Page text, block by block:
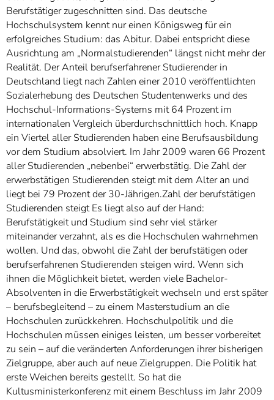
Berufstätiger zugeschnitten sind. Das deutsche
Hochschulsystem kennt nur einen Königsweg für ein
erfolgreiches Studium: das Abitur. Dabei entspricht diese
Ausrichtung am „Normalstudierenden“ längst nicht mehr der
Realität. Der Anteil berufserfahrener Studierender in
Deutschland liegt nach Zahlen einer 2010 veröffentlichten
Sozialerhebung des Deutschen Studentenwerks und des
Hochschul-Informations-Systems mit 64 Prozent im
internationalen Vergleich überdurchschnittlich hoch. Knapp
ein Viertel aller Studierenden haben eine Berufsausbildung
vor dem Studium absolviert. Im Jahr 2009 waren 66 Prozent
aller Studierenden „nebenbei“ erwerbstätig. Die Zahl der
erwerbstätigen Studierenden steigt mit dem Alter an und
liegt bei 79 Prozent der 30-Jährigen.Zahl der berufstätigen
Studierenden steigt Es liegt also auf der Hand:
Berufstätigkeit und Studium sind sehr viel stärker
miteinander verzahnt, als es die Hochschulen wahrnehmen
wollen. Und das, obwohl die Zahl der berufstätigen oder
berufserfahrenen Studierenden steigen wird. Wenn sich
ihnen die Möglichkeit bietet, werden viele Bachelor-
Absolventen in die Erwerbstätigkeit wechseln und erst später
– berufsbegleitend – zu einem Masterstudium an die
Hochschulen zurückkehren. Hochschulpolitik und die
Hochschulen müssen einiges leisten, um besser vorbereitet
zu sein – auf die veränderten Anforderungen ihrer bisherigen
Zielgruppe, aber auch auf neue Zielgruppen. Die Politik hat
erste Weichen bereits gestellt. So hat die
Kultusministerkonferenz mit einem Beschluss im Jahr 2009